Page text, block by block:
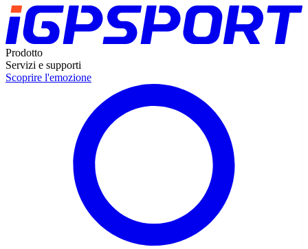
Prodotto
Servizi e supporti
Scoprire l'emozione